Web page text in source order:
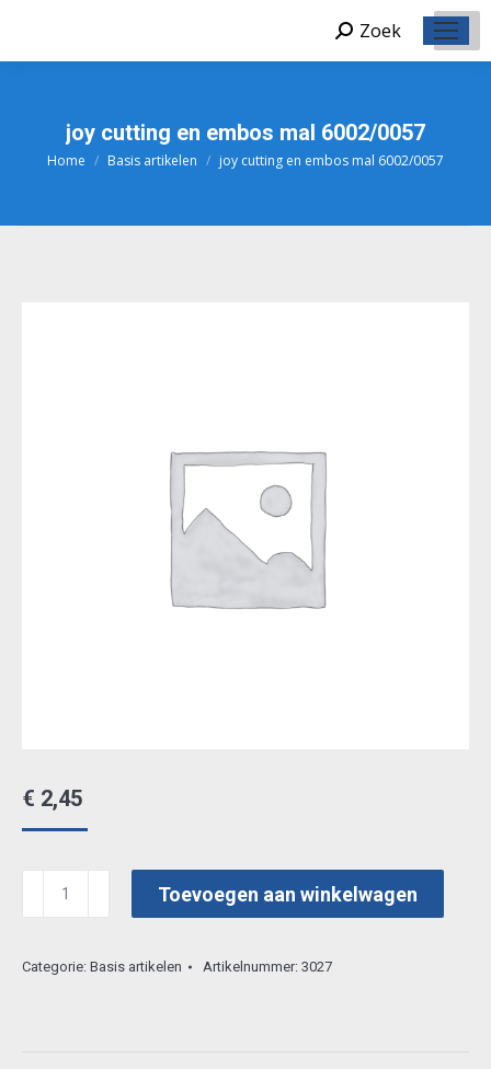
Zoeken:
Zoek
joy cutting en embos mal 6002/0057
Je bent hier:
Home Basis artikelen joy cutting en embos mal 6002/0057
€ 2,45
cutting
embos
Toevoegen aan winkelwagen
Categorie: Basis artikelen Artikelnummer: 3027